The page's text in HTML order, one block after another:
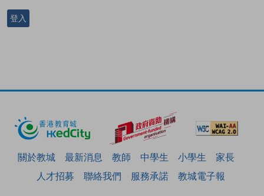
登入
關於教城 最新消息 教師 中學生 小學生
家長
人才招募
聯絡我們 服務承諾 教城電子報